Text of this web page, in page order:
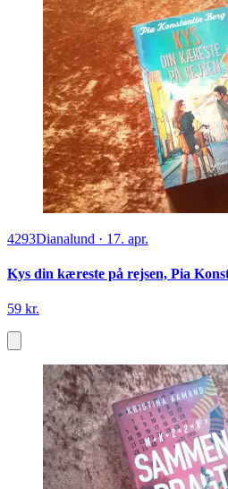
4293Dianalund · 17. apr.
Kys din kæreste på rejsen, Pia
59 kr.